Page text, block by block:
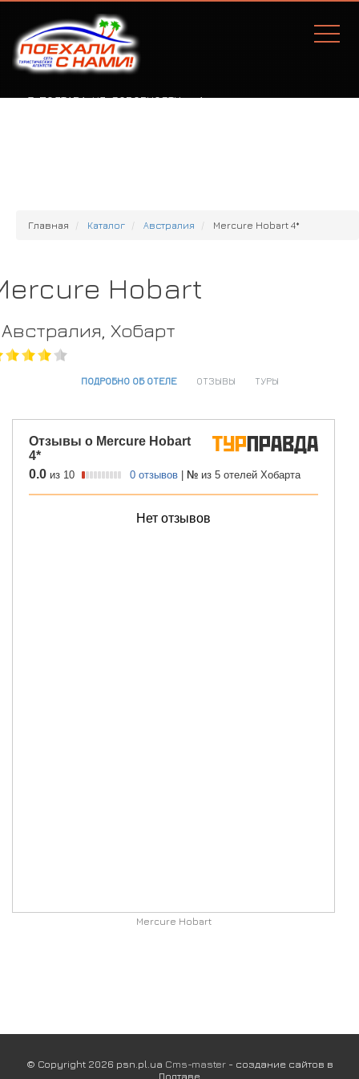
Г. ПОЛТАВА, УЛ. СОБОРНОСТИ, 77А
Главная Каталог Австралия Mercure Hobart 4*
Hobart
Австралия, Хобарт
ПОДРОБНО ОБ ОТЕЛЕ ОТЗЫВЫ ТУРЫ
Mercure Hobart
© Copyright 2026 psn.pl.ua Cms-master- создание сайтов в
Полтаве